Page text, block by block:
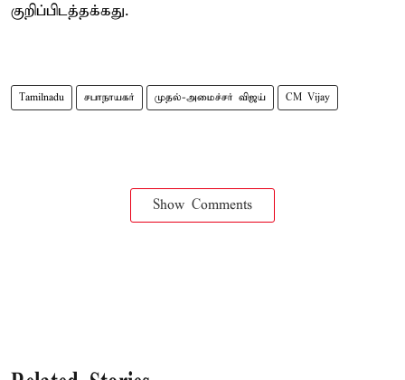
குறிப்பிடத்தக்கது.
Tamilnadu சபாநாயகர் முதல்-அமைச்சர் விஜய் CM Vijay
Show Comments